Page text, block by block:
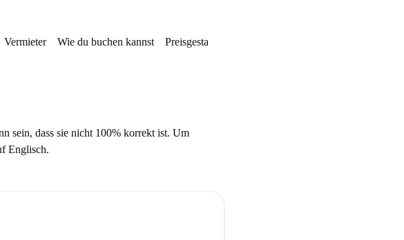
Vermieter Wie du buchen kannst Preisgestaltung
sein, dass sie nicht 100% korrekt ist. Um
Englisch.